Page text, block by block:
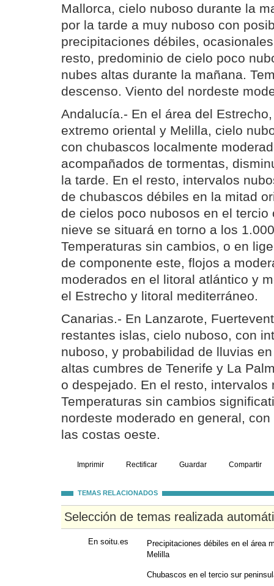
Mallorca, cielo nuboso durante la
por la tarde a muy nuboso con
precipitaciones débiles,
resto, predominio de cielo poco
nubes altas durante la mañana.
descenso. Viento del nordeste
Andalucía.- En el área del
extremo oriental y Melilla, cielo
con chubascos localmente
acompañados de tormentas,
la tarde. En el resto, intervalos
de chubascos débiles en la mitad
de cielos poco nubosos en el
nieve se situará en torno a los
Temperaturas sin cambios, o en
de componente este, flojos a
moderados en el litoral atlántico y
el Estrecho y litoral mediterráneo.
Canarias.- En Lanzarote,
restantes islas, cielo nuboso, con
nuboso, y probabilidad de lluvias
altas cumbres de Tenerife y La
o despejado. En el resto, intervalos
Temperaturas sin cambios
nordeste moderado en general,
las costas oeste.
Imprimir Rectificar Guardar Compartir
TEMAS RELACIONADOS
Selección de temas realizada
En soitu.es
Precipitaciones débiles en el área
Melilla
Chubascos en el tercio sur